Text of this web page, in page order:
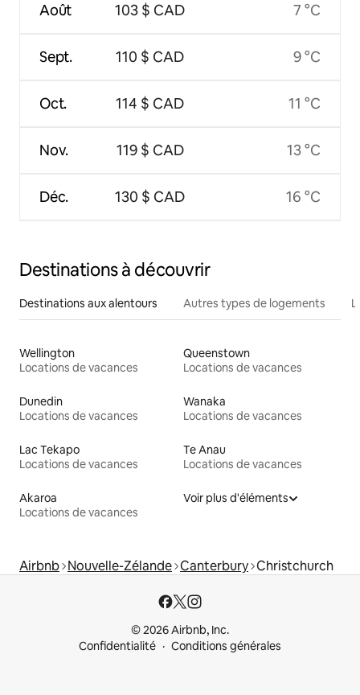
Août
Sept.
Oct.
Nov.
Déc.
103 $ CAD
110 $ CAD
114 $ CAD
119 $ CAD
130 $ CAD
7 °C
9 °C
11 °C
13 °C
16 °C
Destinations à découvrir
Destinations aux alentours Autres types de logements
Wellington
Locations de vacances
Queenstown
Locations de vacances
Dunedin
Locations de vacances
Wanaka
Locations de vacances
Lac Tekapo
Locations de vacances
Te Anau
Locations de vacances
Akaroa
Locations de vacances
Voir plus d'éléments
Airbnb Nouvelle-Zélande Canterbury Christchurch
© 2026 Airbnb, Inc.
Confidentialité
Conditions générales